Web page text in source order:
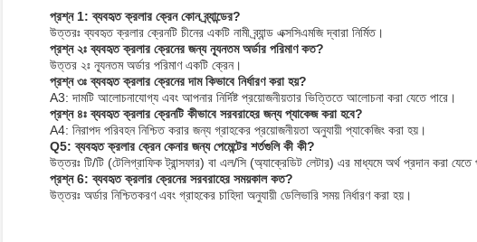
প্রশ্ন 1: ব্যবহৃত ক্রলার ক্রেন কোন ব্র্যান্ডের?
উত্তরঃ ব্যবহৃত ক্রলার ক্রেনটি চীনের একটি নামী ব্র্যান্ড এক্সসিএমজি দ্বারা নির্মিত।
প্রশ্ন ২ঃ ব্যবহৃত ক্রলার ক্রেনের জন্য ন্যূনতম অর্ডার পরিমাণ কত?
উত্তর ২ঃ ন্যূনতম অর্ডার পরিমাণ একটি ক্রেন।
প্রশ্ন ৩ঃ ব্যবহৃত ক্রলার ক্রেনের দাম কিভাবে নির্ধারণ করা হয়?
A3: দামটি আলোচনাযোগ্য এবং আপনার নির্দিষ্ট প্রয়োজনীয়তার ভিত্তিতে আলোচনা করা যেতে পারে।
প্রশ্ন ৪ঃ ব্যবহৃত ক্রলার ক্রেনটি কীভাবে সরবরাহের জন্য প্যাকেজ করা হবে?
A4: নিরাপদ পরিবহন নিশ্চিত করার জন্য গ্রাহকের প্রয়োজনীয়তা অনুযায়ী প্যাকেজিং করা হয়।
Q5: ব্যবহৃত ক্রলার ক্রেন কেনার জন্য পেমেন্টের শর্তগুলি কী কী?
উত্তরঃ টি/টি (টেলিগ্রাফিক ট্রান্সফার) বা এল/সি (অ্যাক্রেডিট লেটার) এর মাধ্যমে অর্থ প্রদান করা যেতে
প্রশ্ন 6: ব্যবহৃত ক্রলার ক্রেনের সরবরাহের সময়কাল কত?
উত্তরঃ অর্ডার নিশ্চিতকরণ এবং গ্রাহকের চাহিদা অনুযায়ী ডেলিভারি সময় নির্ধারণ করা হয়।